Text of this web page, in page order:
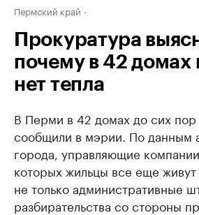
Пермский край
Прокуратура
почему в 42 домах
нет тепла
В Перми в 42 домах до сих пор
сообщили в мэрии. По данным
города, управляющие
которых жильцы все еще
не только административные
разбирательства со стороны